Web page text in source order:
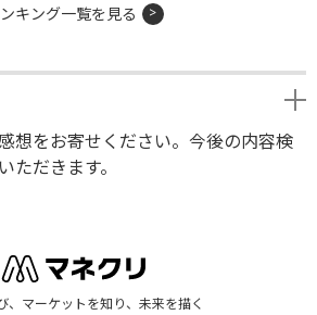
キング一覧を見る
想をお寄せください。今後の内容検
ただきます。
、マーケットを知り、未来を描く